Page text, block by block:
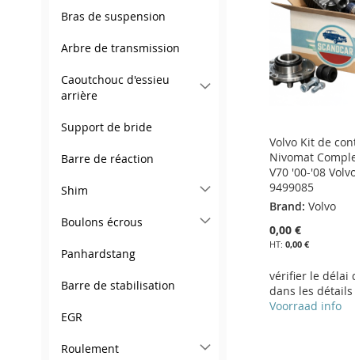
D’ENVIE
Volvo Kit de
Nivomat
V70 '00-'08
9499085
Brand: Volvo
0,00 €
0,00 €
vérifier le délai
dans les
Voorraad info
Ajouter au panier
AJOUTER
Bras de suspension
Arbre de transmission
Caoutchouc d'essieu
arrière
Support de bride
Barre de réaction
Shim
Boulons écrous
Panhardstang
Barre de stabilisation
EGR
Roulement